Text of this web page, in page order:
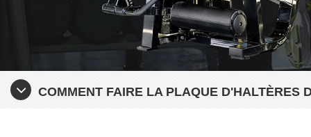
COMMENT FAIRE LA PLAQUE D'HALTÈRES